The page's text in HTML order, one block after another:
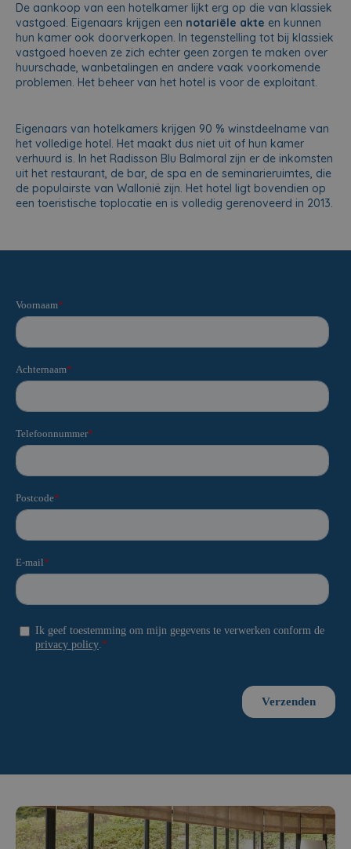
De aankoop van een hotelkamer lijkt erg op die van klassiek
vastgoed. Eigenaars krijgen een notariële akte en kunnen
hun kamer ook doorverkopen. In tegenstelling tot bij klassiek
vastgoed hoeven ze zich echter geen zorgen te maken over
huurschade, wanbetalingen en andere vaak voorkomende
problemen. Het beheer van het hotel is voor de exploitant.
Eigenaars van hotelkamers krijgen 90 % winstdeelname van
het volledige hotel. Het maakt dus niet uit of hun kamer
verhuurd is. In het Radisson Blu Balmoral zijn er de inkomsten
uit het restaurant, de bar, de spa en de seminarieruimtes, die
de populairste van Wallonië zijn. Het hotel ligt bovendien op
een toeristische toplocatie en is volledig gerenoveerd in 2013.